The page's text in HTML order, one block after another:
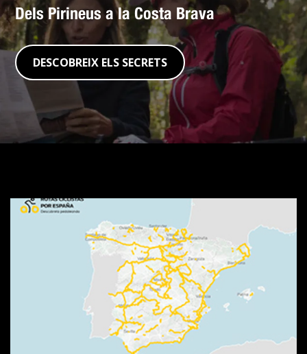
Dels Pirineus a la Costa Brava
DESCOBREIX ELS SECRETS
Visualitzador